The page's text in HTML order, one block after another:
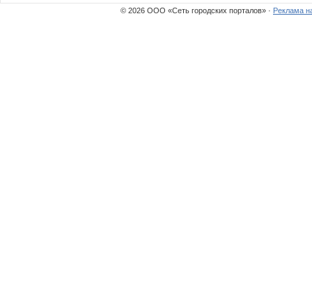
© 2026 ООО «Сеть городских порталов» · Реклама